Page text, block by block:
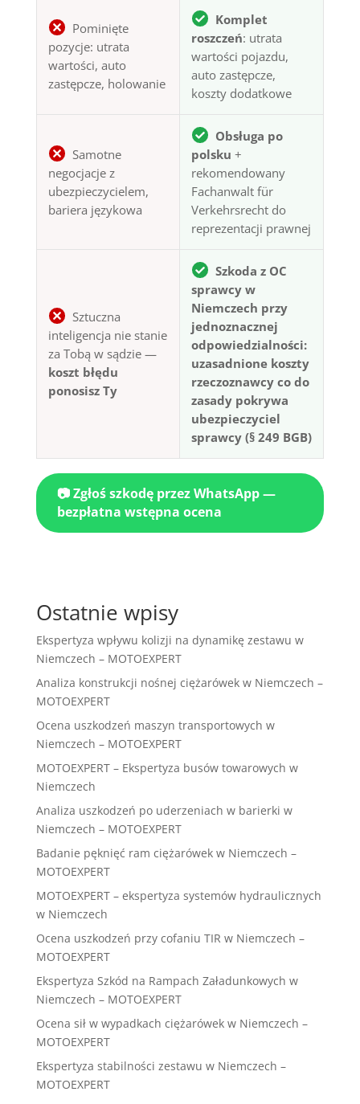
Pominięte
pozycje: utrata
wartości, auto
zastępcze, holowanie
Komplet
roszczeń: utrata
wartości pojazdu,
auto zastępcze,
koszty dodatkowe
Samotne
negocjacje z
ubezpieczycielem,
bariera językowa
Obsługa po
polsku +
rekomendowany
Fachanwalt für
Verkehrsrecht do
reprezentacji prawnej
Sztuczna
inteligencja nie stanie
za Tobą w sądzie —
koszt błędu
ponosisz Ty
Szkoda z OC
sprawcy w
Niemczech przy
jednoznacznej
odpowiedzialności:
uzasadnione koszty
rzeczoznawcy co do
zasady pokrywa
ubezpieczyciel
sprawcy (§ 249 BGB)
📷 Zgłoś szkodę przez WhatsApp —
bezpłatna wstępna ocena
Ostatnie wpisy
Ekspertyza wpływu kolizji na dynamikę zestawu w
Niemczech – MOTOEXPERT
Analiza konstrukcji nośnej ciężarówek w Niemczech –
MOTOEXPERT
Ocena uszkodzeń maszyn transportowych w
Niemczech – MOTOEXPERT
MOTOEXPERT – Ekspertyza busów towarowych w
Niemczech
Analiza uszkodzeń po uderzeniach w barierki w
Niemczech – MOTOEXPERT
Badanie pęknięć ram ciężarówek w Niemczech –
MOTOEXPERT
MOTOEXPERT – ekspertyza systemów hydraulicznych
w Niemczech
Ocena uszkodzeń przy cofaniu TIR w Niemczech –
MOTOEXPERT
Ekspertyza Szkód na Rampach Załadunkowych w
Niemczech – MOTOEXPERT
Ocena sił w wypadkach ciężarówek w Niemczech –
MOTOEXPERT
Ekspertyza stabilności zestawu w Niemczech –
MOTOEXPERT